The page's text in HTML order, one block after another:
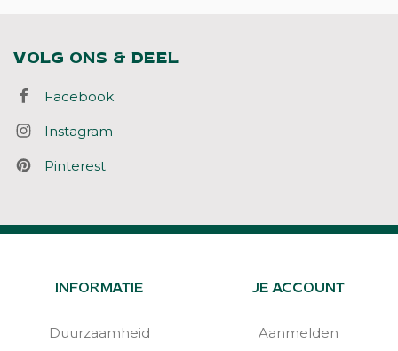
VOLG ONS & DEEL
Facebook
Instagram
Pinterest
INFORMATIE
Duurzaamheid
JE ACCOUNT
Aanmelden